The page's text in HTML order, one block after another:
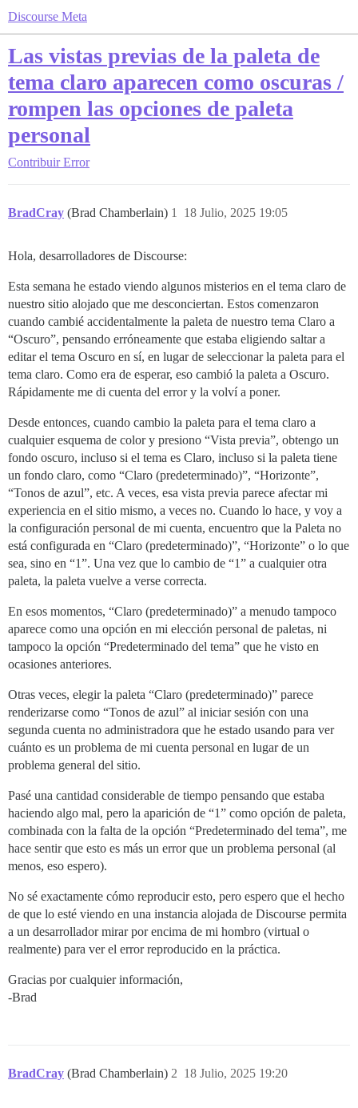
Discourse Meta
Las vistas previas de la paleta de
tema claro aparecen como oscuras /
rompen las opciones de paleta
personal
Contribuir Error
BradCray (Brad Chamberlain) 18 Julio, 2025 19:05
1
Hola, desarrolladores de Discourse:
Esta semana he estado viendo algunos misterios en el tema claro de
nuestro sitio alojado que me desconciertan. Estos comenzaron
cuando cambié accidentalmente la paleta de nuestro tema Claro a
“Oscuro”, pensando erróneamente que estaba eligiendo saltar a
editar el tema Oscuro en sí, en lugar de seleccionar la paleta para el
tema claro. Como era de esperar, eso cambió la paleta a Oscuro.
Rápidamente me di cuenta del error y la volví a poner.
Desde entonces, cuando cambio la paleta para el tema claro a
cualquier esquema de color y presiono “Vista previa”, obtengo un
fondo oscuro, incluso si el tema es Claro, incluso si la paleta tiene
un fondo claro, como “Claro (predeterminado)”, “Horizonte”,
“Tonos de azul”, etc. A veces, esa vista previa parece afectar mi
experiencia en el sitio mismo, a veces no. Cuando lo hace, y voy a
la configuración personal de mi cuenta, encuentro que la Paleta no
está configurada en “Claro (predeterminado)”, “Horizonte” o lo que
sea, sino en “1”. Una vez que lo cambio de “1” a cualquier otra
paleta, la paleta vuelve a verse correcta.
En esos momentos, “Claro (predeterminado)” a menudo tampoco
aparece como una opción en mi elección personal de paletas, ni
tampoco la opción “Predeterminado del tema” que he visto en
ocasiones anteriores.
Otras veces, elegir la paleta “Claro (predeterminado)” parece
renderizarse como “Tonos de azul” al iniciar sesión con una
segunda cuenta no administradora que he estado usando para ver
cuánto es un problema de mi cuenta personal en lugar de un
problema general del sitio.
Pasé una cantidad considerable de tiempo pensando que estaba
haciendo algo mal, pero la aparición de “1” como opción de paleta,
combinada con la falta de la opción “Predeterminado del tema”, me
hace sentir que esto es más un error que un problema personal (al
menos, eso espero).
No sé exactamente cómo reproducir esto, pero espero que el hecho
de que lo esté viendo en una instancia alojada de Discourse permita
a un desarrollador mirar por encima de mi hombro (virtual o
realmente) para ver el error reproducido en la práctica.
Gracias por cualquier información,
-Brad
BradCray (Brad Chamberlain) 18 Julio, 2025 19:20
2